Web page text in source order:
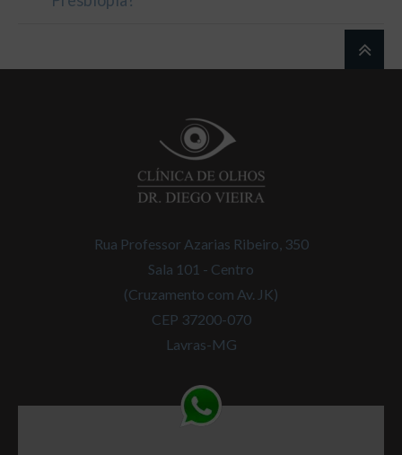
Rua Professor Azarias Ribeiro, 350
Sala 101 - Centro
(Cruzamento com Av. JK)
CEP 37200-070
Lavras-MG